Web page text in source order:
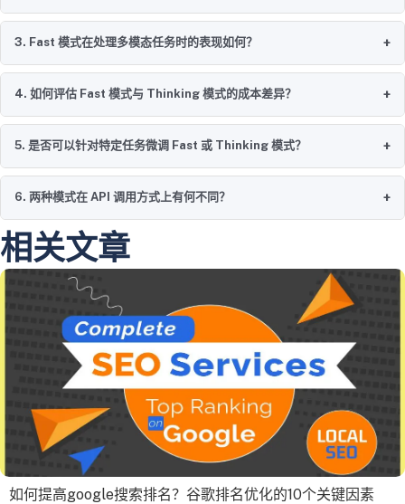
3. Fast 模式在处理多模态任务时的表现如何？ +
4. 如何评估 Fast 模式与 Thinking 模式的成本差异？ +
5. 是否可以针对特定任务微调 Fast 或 Thinking 模式？ +
6. 两种模式在 API 调用方式上有何不同？ +
相关文章
如何提高google搜索排名？谷歌排名优化的10个关键因素